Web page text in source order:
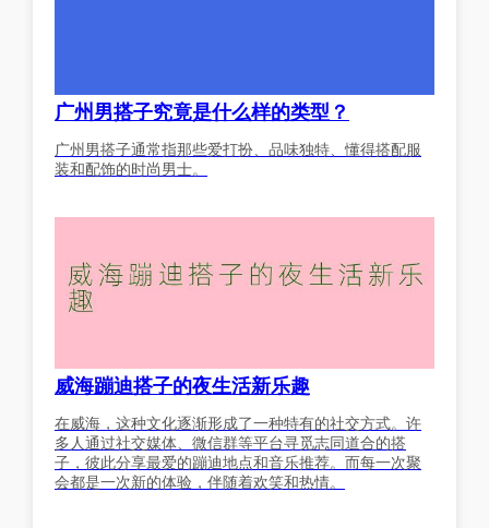
广州男搭子究竟是什么样的类型？
广州男搭子通常指那些爱打扮、品味独特、懂得搭配服
装和配饰的时尚男士。
威海蹦迪搭子的夜生活新乐趣
在威海，这种文化逐渐形成了一种特有的社交方式。许
多人通过社交媒体、微信群等平台寻觅志同道合的搭
子，彼此分享最爱的蹦迪地点和音乐推荐。而每一次聚
会都是一次新的体验，伴随着欢笑和热情。